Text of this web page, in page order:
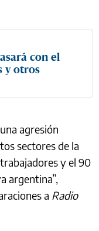
con el
y otros
agresión
sectores de la
y el 90
argentina”,
a Radio